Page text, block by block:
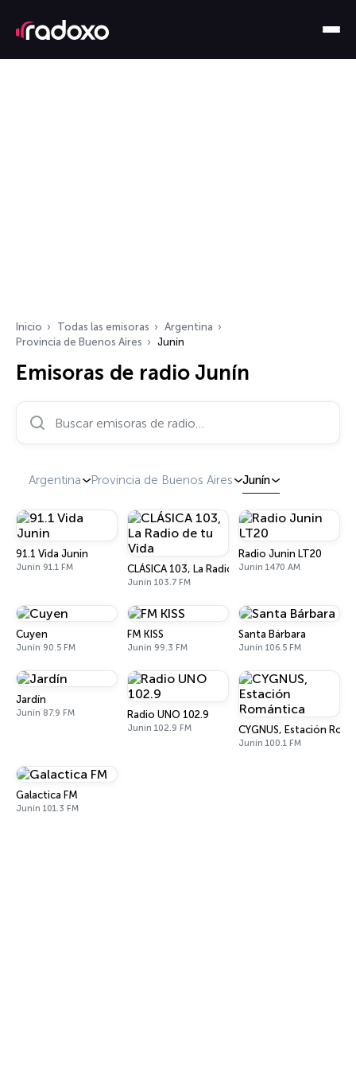
Inicio Todas las emisoras
Argentina
Provincia de Buenos Aires
Junín
Emisoras de radio Junín
Argentina Provincia de Buenos Aires Junín
91.1 Vida Junin
Junín 91.1 FM CLÁSICA 103, La Radio de tu Vida
Junín 103.7 FM
Radio Junin LT20
Junín 1470 AM
Cuyen
Junín 90.5 FM
FM KISS
Junín 99.3 FM
Santa Bárbara
Junín 106.5 FM
Jardín
Junín 87.9 FM Radio UNO 102.9
Junín 102.9 FM CYGNUS, Estación
Junín 100.1 FM
Galactica FM
Junín 101.3 FM